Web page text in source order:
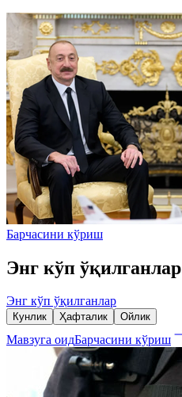
Барчасини кўриш
Энг кўп ўқилганлар
Энг кўп ўқилганлар
Кунлик Ҳафталик Ойлик
Мавзуга оидБарчасини кўриш